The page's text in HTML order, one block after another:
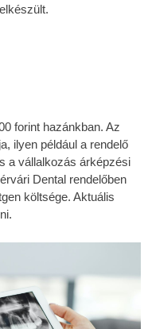
forint hazánkban. Az
ilyen például a rendelő
a vállalkozás árképzési
Dental rendelőben
költsége. Aktuális